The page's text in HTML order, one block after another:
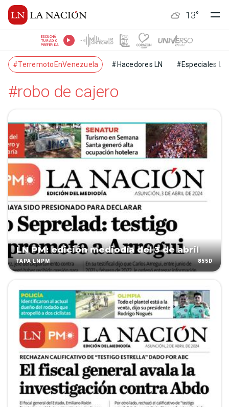
13°
ESCUCHÁ
TU RADIO
PREFERIDA
#TerremotoEnVenezuela #Hacedores LN #Especiales LN
#robo de cajero
LN PM: edición mediodía del 3 de abril
TAPA LNPM 855D